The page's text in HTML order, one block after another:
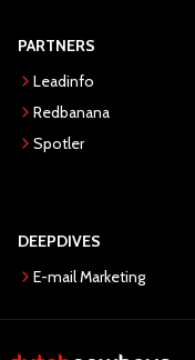
PARTNERS
Leadinfo
Redbanana
Spotler
DEEPDIVES
E-mail Marketing